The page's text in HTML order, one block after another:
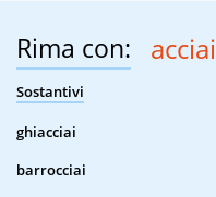
Rima con: acciai
Sostantivi
ghiacciai
barrocciai